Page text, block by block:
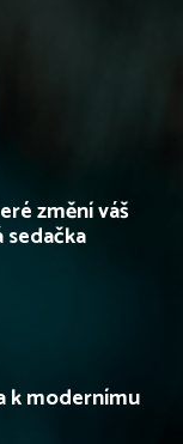
změní váš
k modernímu